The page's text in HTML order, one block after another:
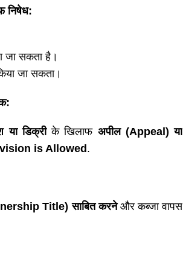
निषेध:
जा सकता है।
जा सकता।
डिक्रीके खिलाफ अपील (Appeal) या
is Allowed.
Title) साबित करनेऔर कब्जा वापस